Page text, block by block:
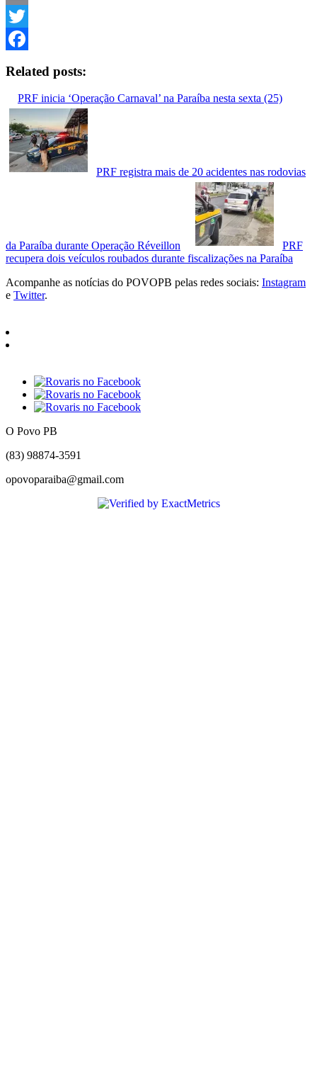
Email
Twitter
Related posts:
PRF inicia ‘Operação Carnaval’ na Paraíba nesta sexta (25)
PRF registra mais de 20 acidentes nas rodovias
da Paraíba durante Operação Réveillon
PRF
recupera dois veículos roubados durante fiscalizações na Paraíba
Acompanhe as notícias do POVOPB pelas redes sociais: Instagram
e Twitter.
O Povo PB
(83) 98874-3591
opovoparaiba@gmail.com